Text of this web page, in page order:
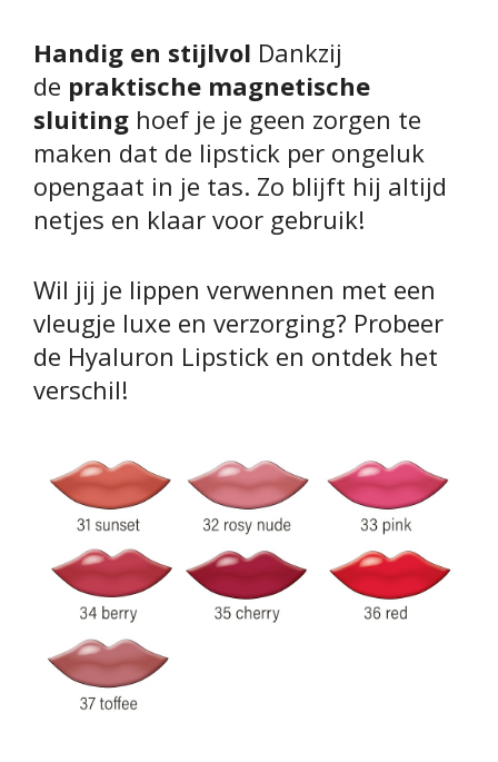
Handig en stijlvol Dankzij
de praktische magnetische
sluiting hoef je je geen zorgen te
maken dat de lipstick per ongeluk
opengaat in je tas. Zo blijft hij altijd
netjes en klaar voor gebruik!
Wil jij je lippen verwennen met een
vleugje luxe en verzorging? Probeer
de Hyaluron Lipstick en ontdek het
verschil!